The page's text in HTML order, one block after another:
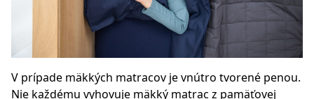
V prípade mäkkých matracov je vnútro tvorené penou.
Nie každému vyhovuje mäkký matrac z pamäťovej